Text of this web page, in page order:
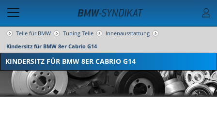
Teile für BMW Tuning Teile
Innenausstattung
Kindersitz für BMW 8er Cabrio G14
KINDERSITZ FÜR BMW 8ER CABRIO G14